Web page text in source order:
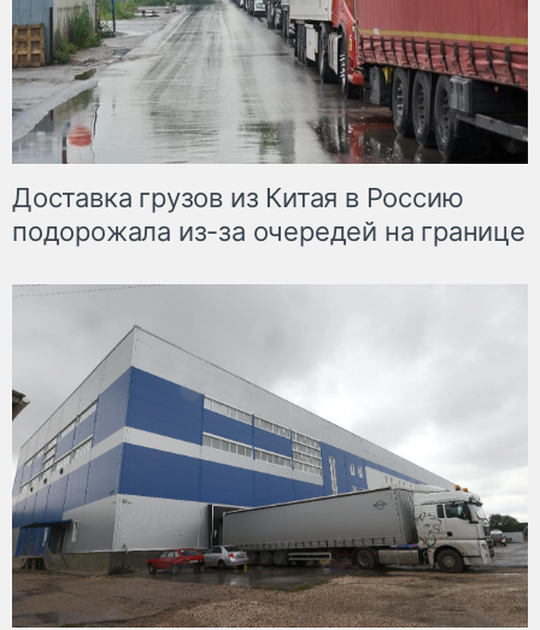
Доставка грузов из Китая в Россию
подорожала из-за очередей на границе